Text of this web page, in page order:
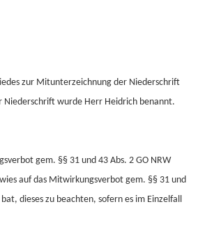
zur Mitunterzeichnung der Niederschrift
wurde Herr Heidrich benannt.
gem. §§ 31 und 43 Abs. 2 GO NRW
auf das Mitwirkungsverbot gem. §§ 31 und
dieses zu beachten, sofern es im Einzelfall